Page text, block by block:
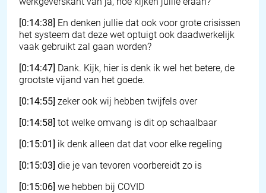
[0:14:38] En denken jullie dat ook voor grote crisissen
het systeem dat deze wet optuigt ook daadwerkelijk
vaak gebruikt zal gaan worden?
[0:14:47] Dank. Kijk, hier is denk ik wel het betere, de
grootste vijand van het goede.
[0:14:55] zeker ook wij hebben twijfels over
[0:14:58] tot welke omvang is dit op schaalbaar
[0:15:01] ik denk alleen dat dat voor elke regeling
[0:15:03] die je van tevoren voorbereidt zo is
[0:15:06] we hebben bij COVID